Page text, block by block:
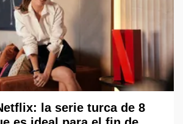
la serie turca de 8